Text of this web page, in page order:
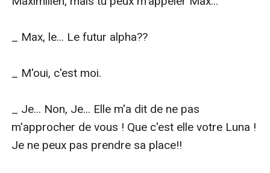
_ Max, le... Le futur alpha??
_ M'oui, c'est moi.
_ Je... Non, Je... Elle m'a dit de ne pas
m'approcher de vous ! Que c'est elle votre Luna !
Je ne peux pas prendre sa place!!